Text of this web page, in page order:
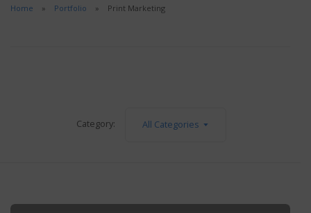
Home Portfolio Print Marketing
Category: All Categories